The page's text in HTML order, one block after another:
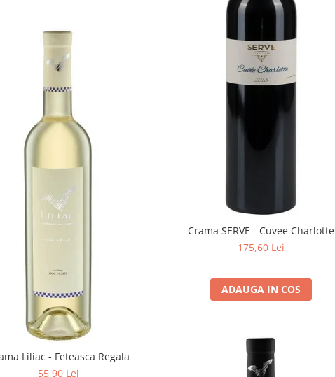
Crama SERVE - Cuvee Charlotte
175,60 Lei
ADAUGA IN COS
Liliac - Feteasca Regala
55,90 Lei